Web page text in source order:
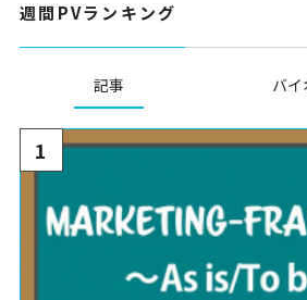
週間PVランキング
記事 バ
1